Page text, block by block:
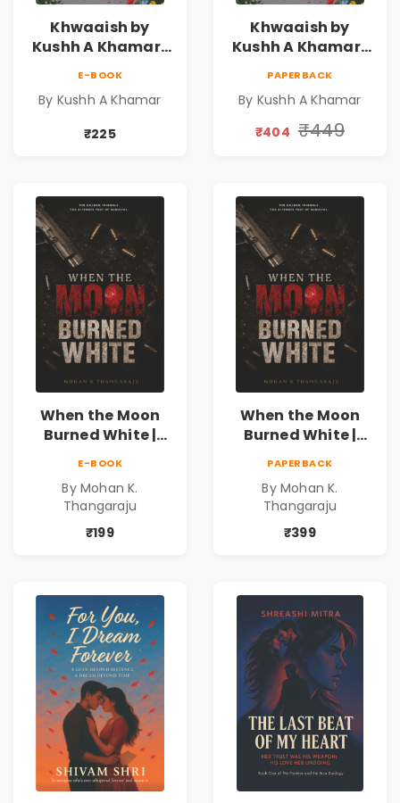
Khwaaish by
Kushh A Khamar |
Fiction
E-BOOK
By Kushh A Khamar
₹225
Khwaaish by
Kushh A Khamar |
Fiction |
Valentine's Day
PAPERBACK
By Kushh A Khamar
₹404 ₹449
When the Moon
Burned White |
never expected his
love to fight back.
E-BOOK
By Mohan K.
Thangaraju
₹199
When the Moon
Burned White |
never expected his
love to fight back.
PAPERBACK
By Mohan K.
Thangaraju
₹399